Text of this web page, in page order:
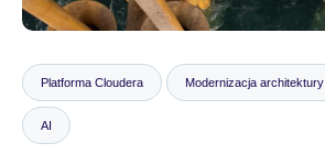
Biuro prasowe
Platforma Cloudera Modernizacja architektury
AI